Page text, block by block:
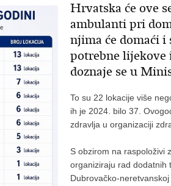
Hrvatska će ove
ambulanti pri
njima će domaći
potrebne lijekove
doznaje se u
To su 22 lokacije više
ih je 2024. bilo 37.
zdravlja u organizaciji
S obzirom na raspoloživi
organiziraju rad dodatnih
Dubrovačko-